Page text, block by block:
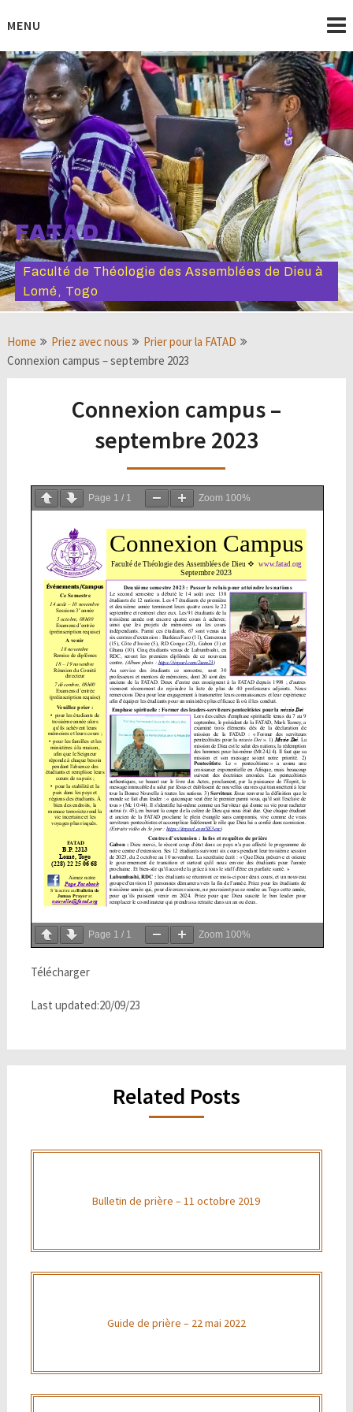
toMENU
FATAD
Faculté de Théologie des Assemblées de Dieu à
Lomé, Togo
Home Priez avec nous
Prier pour la FATAD
Connexion campus – septembre 2023
Connexion campus –
septembre 2023
Page 1 / 1 Zoom 100%
Page 1 / 1 Zoom 100%
Télécharger
Last updated:20/09/23
Related Posts
Bulletin de prière – 11 octobre 2019
Guide de prière – 22 mai 2022